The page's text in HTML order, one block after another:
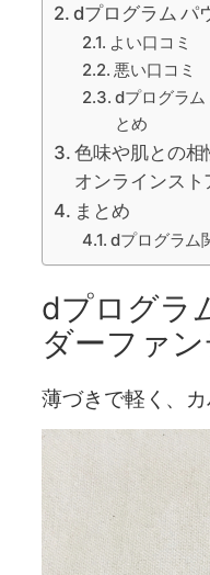
dプログラム パ
よい口コミ
悪い口コミ
dプログラム
とめ
色味や肌との相
オンラインス
まとめ
dプログラム
dプログラ
ダーファ
薄づきで軽く、